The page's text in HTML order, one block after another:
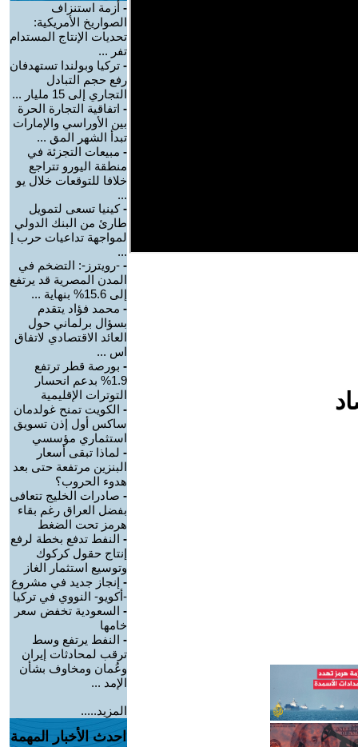
- أزمة استنزاف
الصواريخ الأمريكية:
تحديات الإنتاج المستدام
تفر ...
- تركيا وبولندا تستهدفان
رفع حجم التبادل
التجاري إلى 15 مليار ...
- اتفاقية التجارة الحرة
بين الأوراسي والإمارات
تبدأ الشهر المق ...
- مبيعات التجزئة في
منطقة اليورو تتراجع
خلافا للتوقعات خلال يو
...
-كينيا تسعى لتمويل
طارئ من البنك الدولي
لمواجهة تداعيات حرب إ
...
- -رويترز-: التضخم في
المدن المصرية قد يرتفع
إلى 15.6% بنهاية ...
- محمد فؤاد يتقدم
بسؤال برلماني حول
العائد الاقتصادي لاتفاق
اس ...
- بورصة قطر ترتفع
1.9% بدعم انحسار
التوترات الإقليمية
- الكويت تمنح غولدمان
ساكس أول إذن تسويق
استثماري مؤسسي
- لماذا تبقى أسعار
البنزين مرتفعة حتى بعد
هدوء الحروب؟
- صادرات الخليج تتعافى
بفضل العراق رغم بقاء
هرمز تحت الضغط
- النفط تدفع بخطة لرفع
إنتاج حقول كركوك
وتوسيع استثمار الغاز
- إنجاز جديد في مشروع
-أكويو- النووي في تركيا
- السعودية تخفض سعر
خامها
- النفط يرتفع وسط
ترقب لمحادثات إيران
وعُمان ومخاوف بشأن
الإمد ...
المزيد.....
احدث الأخبار المهمة